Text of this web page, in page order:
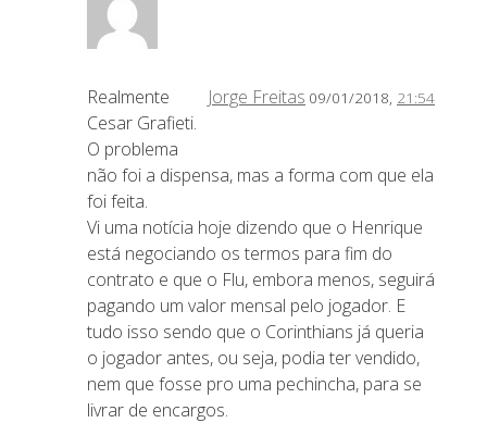
Jorge Freitas 09/01/2018, 21:54
Realmente
Cesar Grafieti.
O problema
não foi a dispensa, mas a forma com que ela
foi feita.
Vi uma notícia hoje dizendo que o Henrique
está negociando os termos para fim do
contrato e que o Flu, embora menos, seguirá
pagando um valor mensal pelo jogador. E
tudo isso sendo que o Corinthians já queria
o jogador antes, ou seja, podia ter vendido,
nem que fosse pro uma pechincha, para se
livrar de encargos.